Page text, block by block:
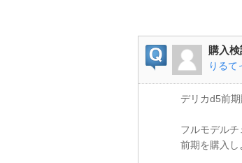
購入
りるて
デリカd5前
フルモデル
前期を購入し